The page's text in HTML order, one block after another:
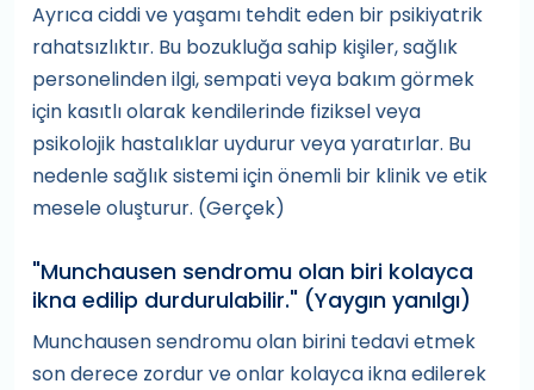
Ayrıca ciddi ve yaşamı tehdit eden bir psikiyatrik
rahatsızlıktır. Bu bozukluğa sahip kişiler, sağlık
personelinden ilgi, sempati veya bakım görmek
için kasıtlı olarak kendilerinde fiziksel veya
psikolojik hastalıklar uydurur veya yaratırlar. Bu
nedenle sağlık sistemi için önemli bir klinik ve etik
mesele oluşturur. (Gerçek)
"Munchausen sendromu olan biri kolayca
ikna edilip durdurulabilir." (Yaygın yanılgı)
Munchausen sendromu olan birini tedavi etmek
son derece zordur ve onlar kolayca ikna edilerek